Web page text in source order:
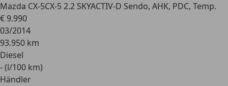
Mazda CX-5CX-5 2.2 SKYACTIV-D Sendo, AHK, PDC, Temp.
€ 9.990
03/2014
93.950 km
Diesel
- (l/100 km)
Händler